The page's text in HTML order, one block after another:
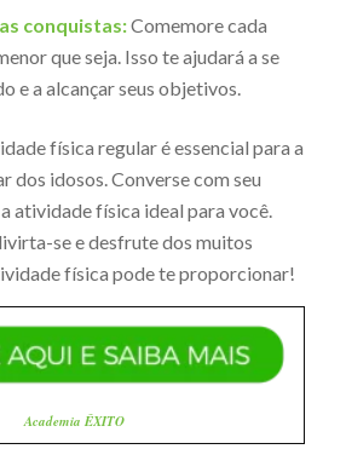
conquistas:Comemore cada
que seja. Isso te ajudará a se
e a alcançar seus objetivos.
física regular é essencial para a
dos idosos. Converse com seu
atividade física ideal para você.
se e desfrute dos muitos
física pode te proporcionar!
Academia ÊXITO